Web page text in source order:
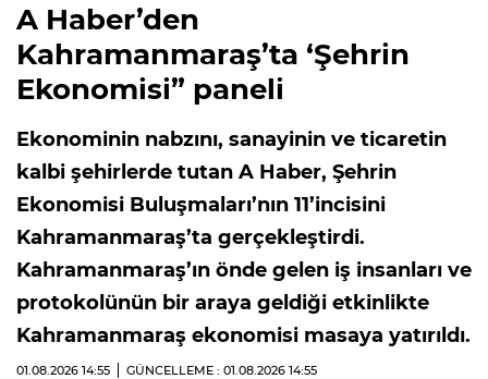
A Haber’den
Kahramanmaraş’ta ‘Şehrin
Ekonomisi” paneli
Ekonominin nabzını, sanayinin ve ticaretin
kalbi şehirlerde tutan A Haber, Şehrin
Ekonomisi Buluşmaları’nın 11’incisini
Kahramanmaraş’ta gerçekleştirdi.
Kahramanmaraş’ın önde gelen iş insanları ve
protokolünün bir araya geldiği etkinlikte
Kahramanmaraş ekonomisi masaya yatırıldı.
01.08.2026 14:55 GÜNCELLEME : 01.08.2026 14:55